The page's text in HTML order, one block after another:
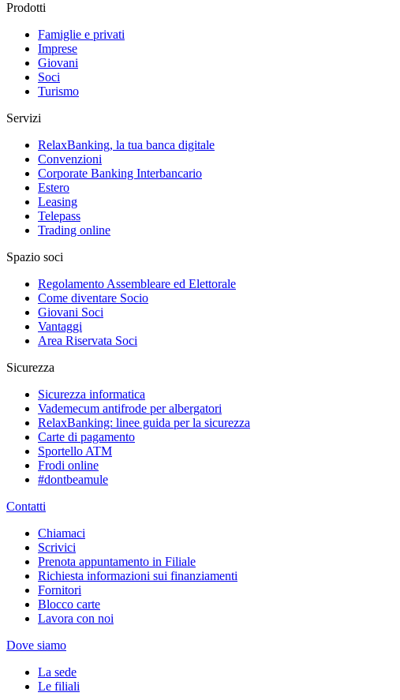
Prodotti
Famiglie e privati
Imprese
Giovani
Soci
Turismo
Servizi
RelaxBanking, la tua banca digitale
Convenzioni
Corporate Banking Interbancario
Estero
Leasing
Telepass
Trading online
Spazio soci
Regolamento Assembleare ed Elettorale
Come diventare Socio
Giovani Soci
Vantaggi
Area Riservata Soci
Sicurezza
Sicurezza informatica
Vademecum antifrode per albergatori
RelaxBanking: linee guida per la sicurezza
Carte di pagamento
Sportello ATM
Frodi online
#dontbeamule
Contatti
Chiamaci
Scrivici
Prenota appuntamento in Filiale
Richiesta informazioni sui finanziamenti
Fornitori
Blocco carte
Lavora con noi
Dove siamo
La sede
Le filiali